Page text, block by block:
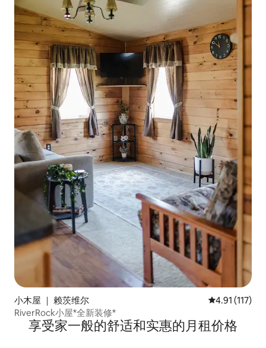
小木屋 ｜ 赖茨维尔 平均评分 4.91
4.91 (117)
RiverRock小屋*全新装修*
享受家一般的舒适和实惠的月租价格